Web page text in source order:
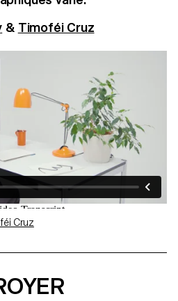
& Timoféi Cruz
Cruz